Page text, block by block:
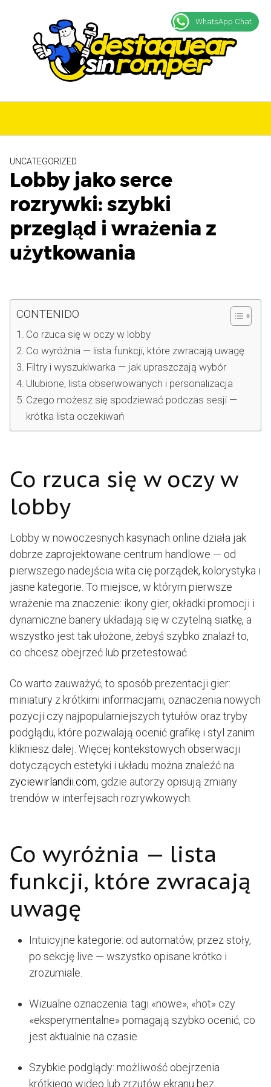
o
UNCATEGORIZED
Lobby jako serce
rozrywki: szybki
przegląd i wrażenia z
użytkowania
CONTENIDO
Co rzuca się w oczy w lobby
Co wyróżnia — lista funkcji, które zwracają uwagę
Filtry i wyszukiwarka — jak upraszczają wybór
Ulubione, lista obserwowanych i personalizacja
Czego możesz się spodziewać podczas sesji —
krótka lista oczekiwań
Co rzuca się w oczy w
lobby
Lobby w nowoczesnych kasynach online działa jak
dobrze zaprojektowane centrum handlowe — od
pierwszego nadejścia wita cię porządek, kolorystyka i
jasne kategorie. To miejsce, w którym pierwsze
wrażenie ma znaczenie: ikony gier, okładki promocji i
dynamiczne banery układają się w czytelną siatkę, a
wszystko jest tak ułożone, żebyś szybko znalazł to,
co chcesz obejrzeć lub przetestować.
Co warto zauważyć, to sposób prezentacji gier:
miniatury z krótkimi informacjami, oznaczenia nowych
pozycji czy najpopularniejszych tytułów oraz tryby
podglądu, które pozwalają ocenić grafikę i styl zanim
klikniesz dalej. Więcej kontekstowych obserwacji
dotyczących estetyki i układu można znaleźć na
zyciewirlandii.com, gdzie autorzy opisują zmiany
trendów w interfejsach rozrywkowych.
Co wyróżnia — lista
funkcji, które zwracają
uwagę
Intuicyjne kategorie: od automatów, przez stoły,
po sekcję live — wszystko opisane krótko i
zrozumiale.
Wizualne oznaczenia: tagi «nowe», «hot» czy
«eksperymentalne» pomagają szybko ocenić, co
jest aktualnie na czasie.
Szybkie podglądy: możliwość obejrzenia
krótkiego wideo lub zrzutów ekranu bez
WhatsApp Chat